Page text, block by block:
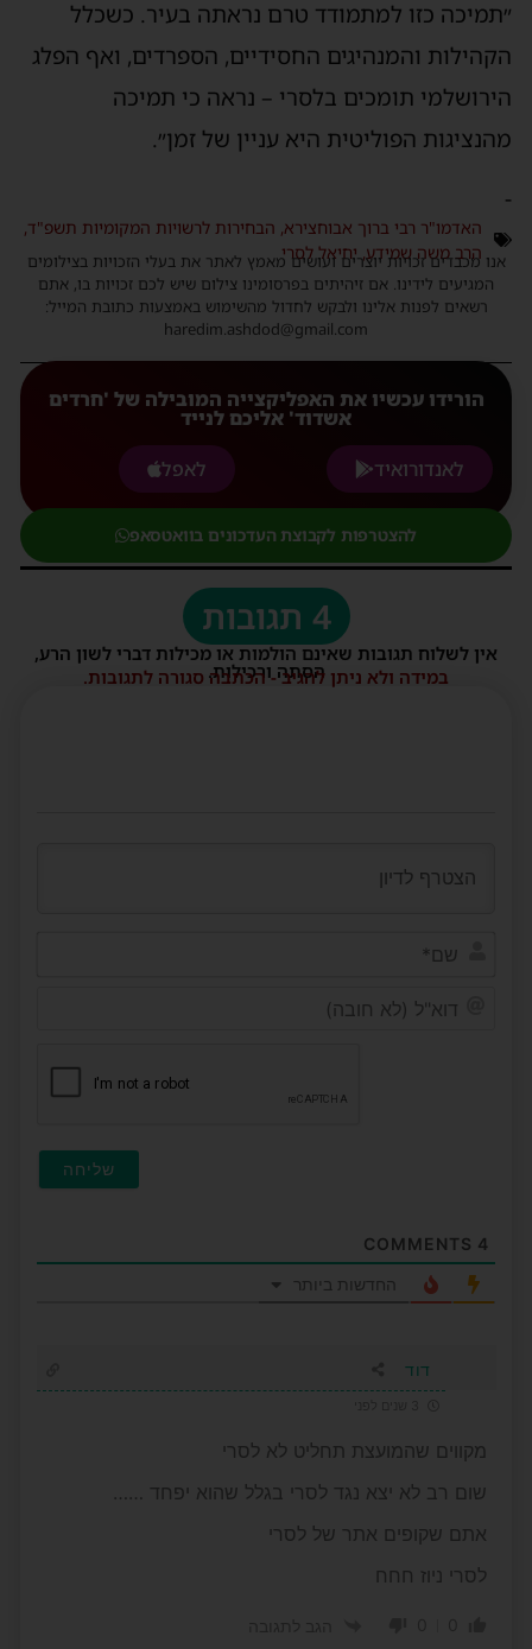
כזו למתמודד טרם נראתה בעיר. כשכלל
והמנהיגים החסידיים, הספרדים, ואף הפלג
תומכים בלסרי – נראה כי תמיכה
הפוליטית היא עניין של זמן״.
האדמו"ר רבי ברוך אבוחצירא,הבחירות לרשויות המקומיות תשפ"ד,
הרב משה שמידע,יחיאל לסרי
אנו מכבדים זכויות יוצרים ועושים מאמץ לאתר את בעלי הזכויות בצילומים
המגיעים לידינו. אם זיהיתים בפרסומינו צילום שיש לכם זכויות בו, אתם
רשאים לפנות אלינו ולבקש לחדול מהשימוש באמצעות כתובת המייל:
haredim.ashdod@gmail.com
הורידו עכשיו את האפליקצייה המובילה של 'חרדים
אשדוד' אליכם לנייד
לאנדורואיד
לאפל
להצטרפות לקבוצת העדכונים בוואטסאפ
4 תגובות
אין לשלוח תגובות שאינם הולמות או מכילות דברי לשון הרע,
הסתה ורכילות.
במידה ולא ניתן להגיב - הכתבה סגורה לתגובות.
החדשות ביותר
מקווים שהמועצת תחליט לא לסרי
שום רב לא יצא נגד לסרי בגלל שהוא יפחד ……
אתם שקופים אתר של לסרי
לסרי ניוז חחח